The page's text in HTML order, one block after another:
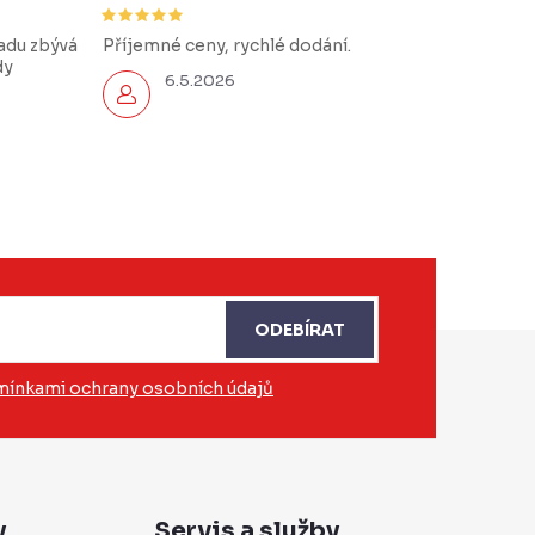
zbývá
6.5.2026
Příjemné ceny, rychlé dodání.
ochrany osobních údajů
ODEBÍRAT